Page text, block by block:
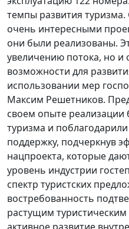
темпы развития туризма.
очень интересными
они были реализованы.
увеличению потока, но и
возможности для
использовании мер
Максим Решетников.
своем опыте реализации
туризма и
поддержку, подчеркнув
нацпроекта, которые
уровень индустрии
спектр туристских
востребованность
растущим